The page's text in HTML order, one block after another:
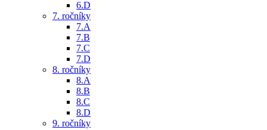
6.D
7. ročníky
7.A
7.B
7.C
7.D
8. ročníky
8.A
8.B
8.C
8.D
9. ročníky